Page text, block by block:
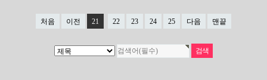
처음 이전 21 22 23 24 25 다음 맨끝